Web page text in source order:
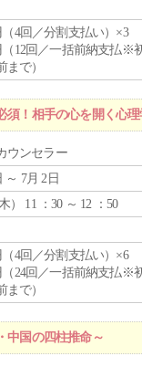
（4回／分割支払い）×3
（12回／一括前納支払※
まで）
！相手の心を開く心理
ウンセラー
～ 7月 2日
） 11 ：30 ～ 12 ：50
（4回／分割支払い）×6
（24回／一括前納支払※
まで）
中国の四柱推命～